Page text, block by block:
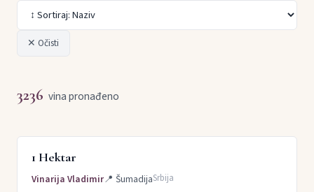
✕ Očisti
3236 vina pronađeno
1 Hektar
Vinarija Vladimir📍 ŠumadijaSrbija